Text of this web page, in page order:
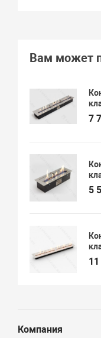
Вам может
7
5
Компания